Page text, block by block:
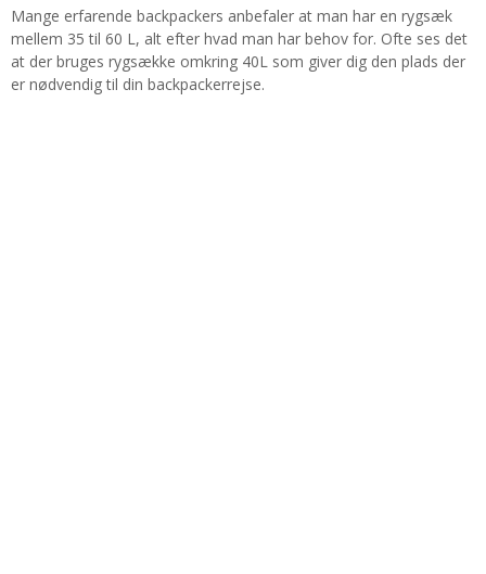
Mange erfarende backpackers anbefaler at man har en rygsæk
mellem 35 til 60 L, alt efter hvad man har behov for. Ofte ses det
at der bruges rygsække omkring 40L som giver dig den plads der
er nødvendig til din backpackerrejse.